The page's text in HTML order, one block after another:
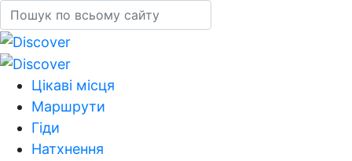
Цікаві місця
Маршрути
Гіди
Натхнення